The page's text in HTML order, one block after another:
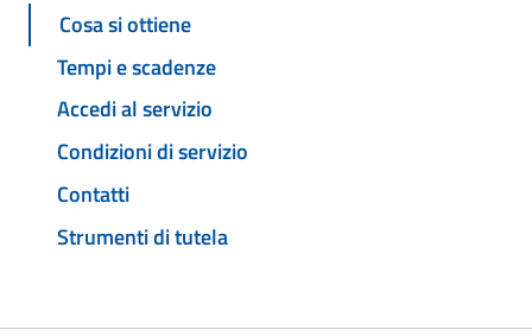
Cosa si ottiene
Tempi e scadenze
Accedi al servizio
Condizioni di servizio
Contatti
Strumenti di tutela